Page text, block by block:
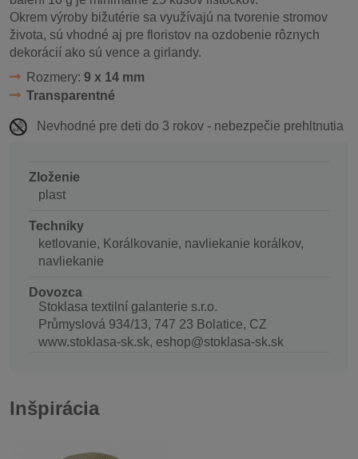
Okrem výroby bižutérie sa využívajú na tvorenie stromov
života, sú vhodné aj pre floristov na ozdobenie rôznych
dekorácií ako sú vence a girlandy.
Rozmery: 9 x 14 mm
Transparentné
Nevhodné pre deti do 3 rokov - nebezpečie prehltnutia
Zloženie
plast
Techniky
ketlovanie, Korálkovanie, navliekanie korálkov,
navliekanie
Dovozca
Stoklasa textilní galanterie s.r.o.
Průmyslová 934/13, 747 23 Bolatice, CZ
www.stoklasa-sk.sk, eshop@stoklasa-sk.sk
Inšpirácia